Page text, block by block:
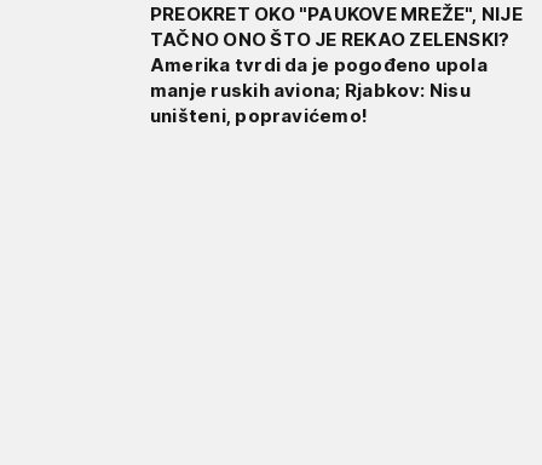
PREOKRET OKO "PAUKOVE MREŽE", NIJE
TAČNO ONO ŠTO JE REKAO ZELENSKI?
Amerika tvrdi da je pogođeno upola
manje ruskih aviona; Rjabkov: Nisu
uništeni, popravićemo!